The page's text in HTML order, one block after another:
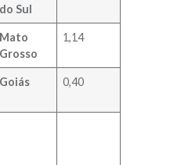
do Sul
Mato
Grosso
1,14
Goiás 0,40